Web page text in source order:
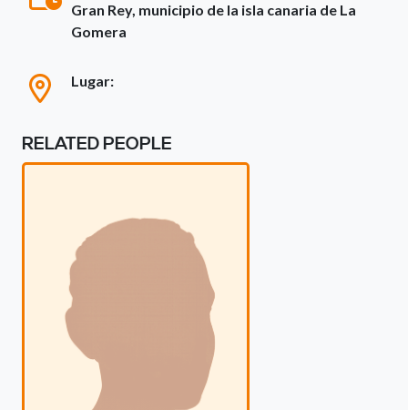
Gran Rey, municipio de la isla canaria de La
Gomera
Lugar:
RELATED PEOPLE